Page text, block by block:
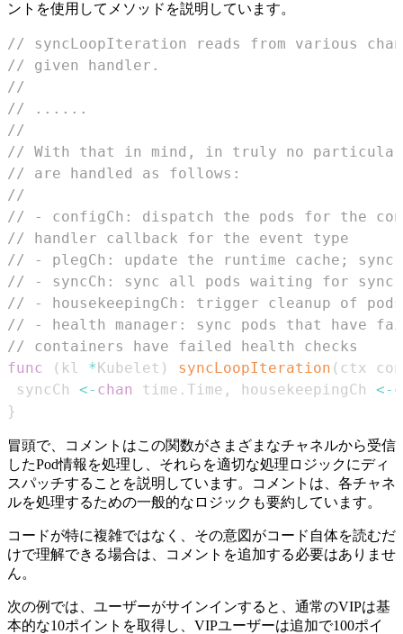
ントを使用してメソッドを説明しています。
// syncLoopIteration reads from various
// given handler.
//
// ......
//
// With that in mind, in truly no
// are handled as follows:
//
// - configCh: dispatch the pods for the
// handler callback for the event type
// - plegCh: update the runtime cache; sync
// - syncCh: sync all pods waiting for sync
// - housekeepingCh: trigger cleanup of pods
// - health manager: sync pods that have
// containers have failed health checks
func
( kl *Kubelet ) syncLoopIteration ( ctx
syncCh <- chan time . Time , housekeepingCh <-
}
冒頭で、コメントはこの関数がさまざまなチャネルから受信
したPod情報を処理し、それらを適切な処理ロジックにディ
スパッチすることを説明しています。コメントは、各チャネ
ルを処理するための一般的なロジックも要約しています。
コードが特に複雑ではなく、その意図がコード自体を読むだ
けで理解できる場合は、コメントを追加する必要はありませ
ん。
次の例では、ユーザーがサインインすると、通常のVIPは基
本的な10ポイントを取得し、VIPユーザーは追加で100ポイ